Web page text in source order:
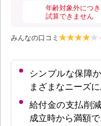
年齢対象外につき
試算できません
みんなの口コミ
シンプルな保障
まざまなニーズ
給付金の支払削
成立時から満額